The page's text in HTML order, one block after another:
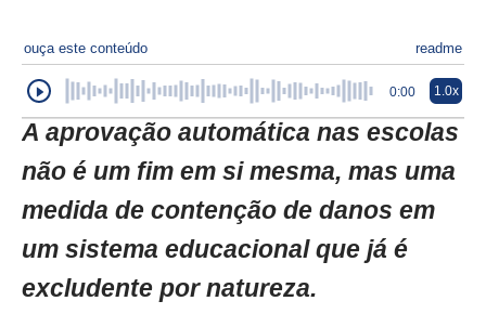
ouça este conteúdo readme
0:00 1.0x
A aprovação automática nas escolas
não é um fim em si mesma, mas uma
medida de contenção de danos em
um sistema educacional que já é
excludente por natureza.